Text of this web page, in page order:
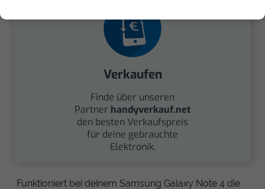
Verkaufen
Finde über unseren
Partner handyverkauf.net
den besten Verkaufspreis
für deine gebrauchte
Elektronik.
Funktioniert bei deinem Samsung Galaxy Note 4 die